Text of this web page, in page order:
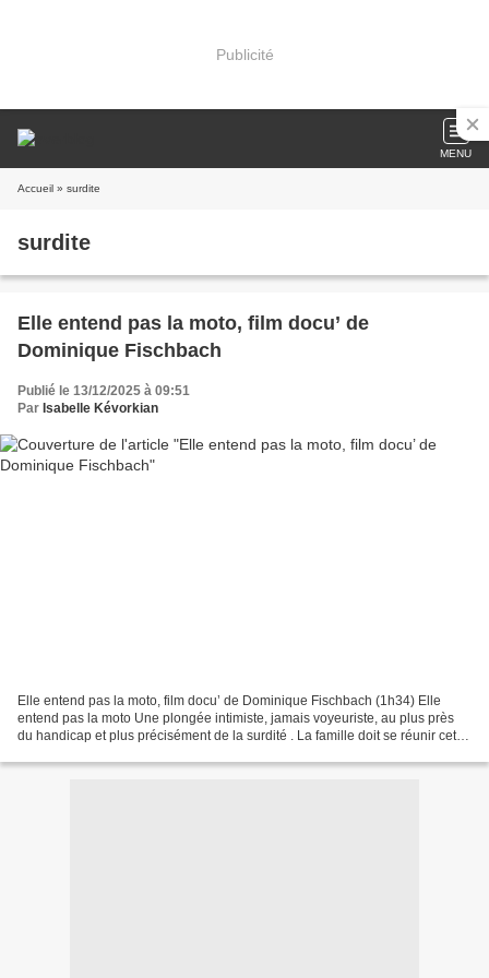
Publicité
MENU
Accueil » surdite
surdite
Elle entend pas la moto, film docu’ de
Dominique Fischbach
Publié le 13/12/2025 à 09:51
Par Isabelle Kévorkian
Elle entend pas la moto, film docu’ de Dominique Fischbach (1h34) Elle
entend pas la moto Une plongée intimiste, jamais voyeuriste, au plus près
du handicap et plus précisément de la surdité . La famille doit se réunir cet